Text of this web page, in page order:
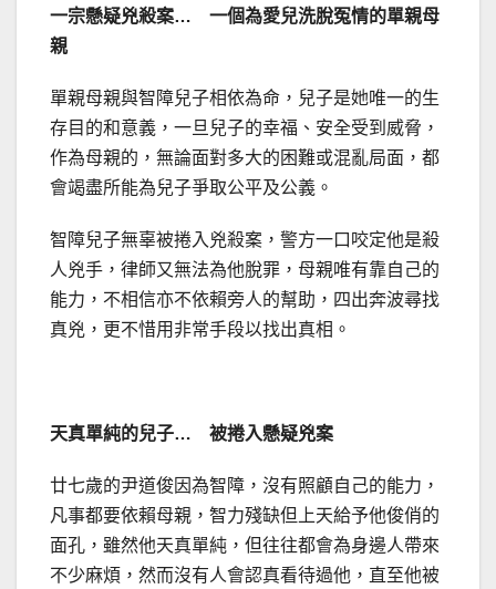
一宗懸疑兇殺案… 一個為愛兒洗脫冤情的單親母
親
單親母親與智障兒子相依為命，兒子是她唯一的生
存目的和意義，一旦兒子的幸福、安全受到威脅，
作為母親的，無論面對多大的困難或混亂局面，都
會竭盡所能為兒子爭取公平及公義。
智障兒子無辜被捲入兇殺案，警方一口咬定他是殺
人兇手，律師又無法為他脫罪，母親唯有靠自己的
能力，不相信亦不依賴旁人的幫助，四出奔波尋找
真兇，更不惜用非常手段以找出真相。
天真單純的兒子… 被捲入懸疑兇案
廿七歲的尹道俊因為智障，沒有照顧自己的能力，
凡事都要依賴母親，智力殘缺但上天給予他俊俏的
面孔，雖然他天真單純，但往往都會為身邊人帶來
不少麻煩，然而沒有人會認真看待過他，直至他被